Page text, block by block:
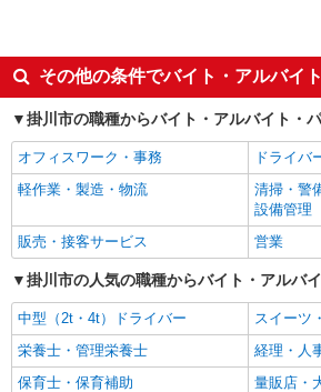
車通勤OK
交通費支
社会保険あり
社員登用
その他の条件でバイト・アルバイ
掛川市の職種からバイト・アルバイト・
オフィスワーク・事務
ドライバ
軽作業・製造・物流
清掃・警
設備管理
販売・接客サービス
営業
掛川市の人気の職種からバイト・アルバ
中型（2t・4t）ドライバー
スイーツ
栄養士・管理栄養士
経理・人
保育士・保育補助
量販店・